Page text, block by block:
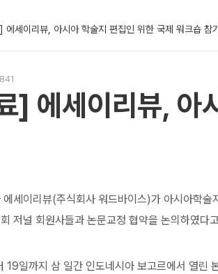
에세이리뷰, 아시아 학술지 편집인 위한 국제 워크숍 참
] 에세이리뷰, 아
세이리뷰(주식회사 워드바이스)가 아시아학술
저널 회원사들과 논문교정 협약을 논의하였다
일까지 삼 일간 인도네시아 보고르에서 열린